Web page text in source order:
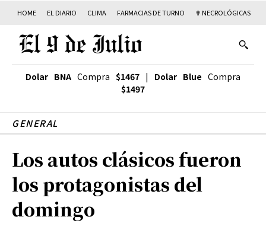
HOME EL DIARIO CLIMA FARMACIAS DE TURNO ✟ NECROLÓGICAS
Dolar BNA Compra $1467 | Dolar Blue Compra
$1497
GENERAL
Los autos clásicos fueron
los protagonistas del
domingo